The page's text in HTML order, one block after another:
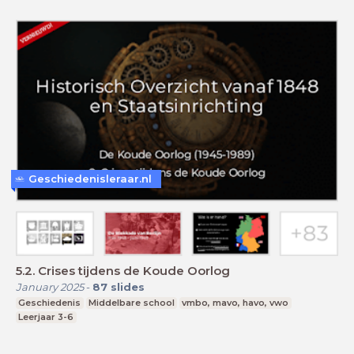
5.2. Crises tijdens de Koude Oorlog
January 2025- 87 slides
Geschiedenis Middelbare school
vmbo, mavo, havo, vwo
Leerjaar 3-6
Geschiedenisleraar.nl